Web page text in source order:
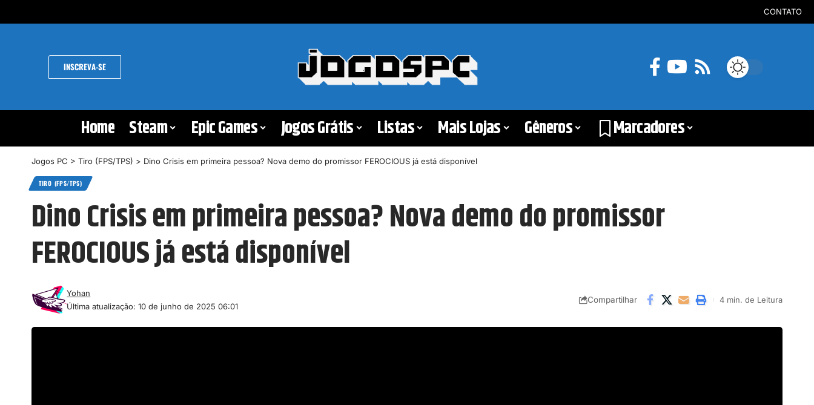
CONTATO
INSCREVA-SE
Home Steam Epic Games Jogos Grátis Listas Mais Lojas Gêneros Marcadores
Jogos PC > Tiro (FPS/TPS) > Dino Crisis em primeira pessoa? Nova demo do promissor FEROCIOUS já está disponível
TIRO (FPS/TPS)
Dino Crisis em primeira pessoa? Nova demo do promissor
FEROCIOUS já está disponível
Última atualização: 10 de junho de 2025 06:01
Yohan
Compartilhar 4 min. de Leitura